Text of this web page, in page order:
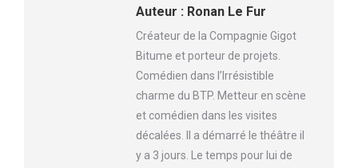
Auteur : Ronan Le Fur
Créateur de la Compagnie Gigot
Bitume et porteur de projets.
Comédien dans l’Irrésistible
charme du BTP. Metteur en scène
et comédien dans les visites
décalées. Il a démarré le théâtre il
y a 3 jours. Le temps pour lui de